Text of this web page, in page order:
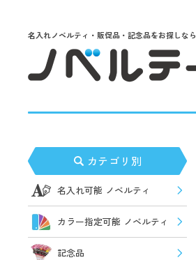
名入れノベルティ・販促品・記念品をお探しなら
カテゴリ別
名入れ可能 ノベルティ
カラー指定可能 ノベルティ
記念品